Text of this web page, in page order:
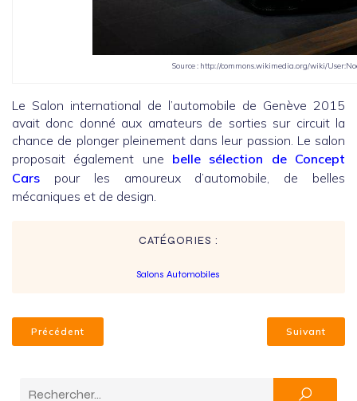
Source : http://commons.wikimedia.org/wiki/
Le Salon international de l’automobile de Genève 2015
avait donc donné aux amateurs de sorties sur circuit la
chance de plonger pleinement dans leur passion. Le salon
proposait également une belle sélection de Concept
Cars pour les amoureux d’automobile, de belles
mécaniques et de design.
CATÉGORIES :
Salons Automobiles
Précédent Suivant